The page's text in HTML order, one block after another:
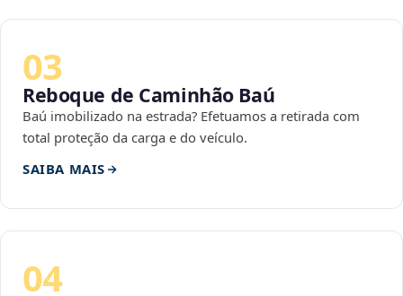
03
Reboque de Caminhão Baú
Baú imobilizado na estrada? Efetuamos a retirada com
total proteção da carga e do veículo.
SAIBA MAIS
04